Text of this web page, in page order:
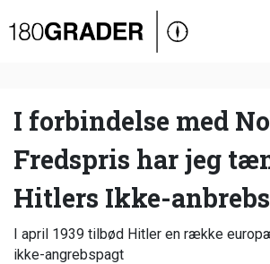
Oversigt
Debat
Video
Podcast
I forbindelse med
Fredspris har jeg
Hitlers Ikke-
I april 1939 tilbød Hitler en række
ikke-angrebspagt